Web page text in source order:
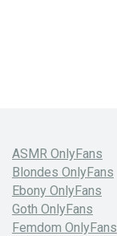
ASMR OnlyFans
Blondes OnlyFans
Ebony OnlyFans
Goth OnlyFans
Femdom OnlyFans